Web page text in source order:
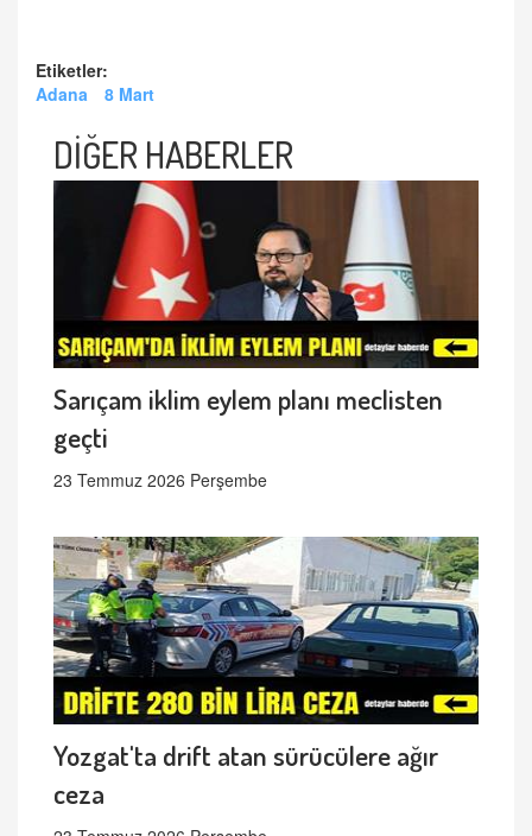
Etiketler:
Adana
8 Mart
DİĞER HABERLER
Sarıçam iklim eylem planı meclisten
geçti
23 Temmuz 2026 Perşembe
Yozgat'ta drift atan sürücülere ağır
ceza